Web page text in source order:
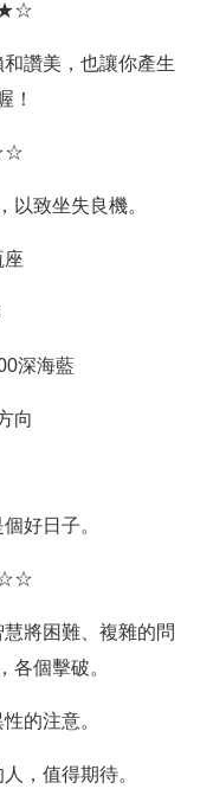
讚美，也讓你產生
！
以致坐失良機。
座
深海藍
向
好日子。
將困難、複雜的問
各個擊破。
的注意。
，值得期待。